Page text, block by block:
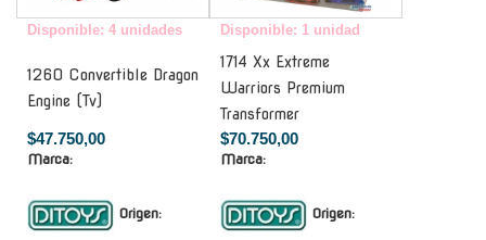
Disponible: 4 unidades
1260 Convertible Dragon
Engine (Tv)
$47.750,00
Marca:
Origen:
Disponible: 1 unidad
1714 Xx Extreme
Warriors Premium
Transformer
$70.750,00
Marca:
Origen: